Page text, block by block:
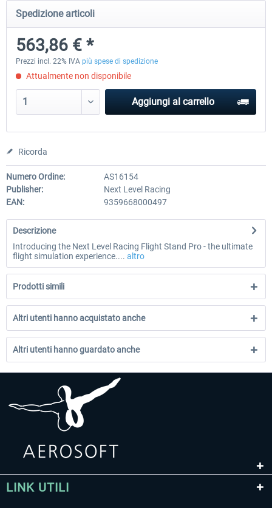
Wheel Stand Pro for Thrustmaster
230,66 € *
Spedizione articoli
563,86 € *
Prezzi incl. 22% IVA più spese di spedizione
Attualmente non disponibile
Aggiungi al carrello
Ricorda
Numero Ordine:
AS16154
Publisher:
Next Level Racing
EAN:
9359668000497
Descrizione
Introducing the Next Level Racing Flight Stand Pro - the ultimate
flight simulation experience.... altro
Prodotti simili
Altri utenti hanno acquistato anche
Altri utenti hanno guardato anche
LINK UTILI